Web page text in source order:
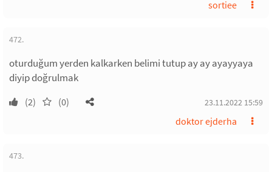
sortiee
472.
oturduğum yerden kalkarken belimi tutup ay ay ayayyaya
diyip doğrulmak
(2) (0) 23.11.2022 15:59
doktor ejderha
473.